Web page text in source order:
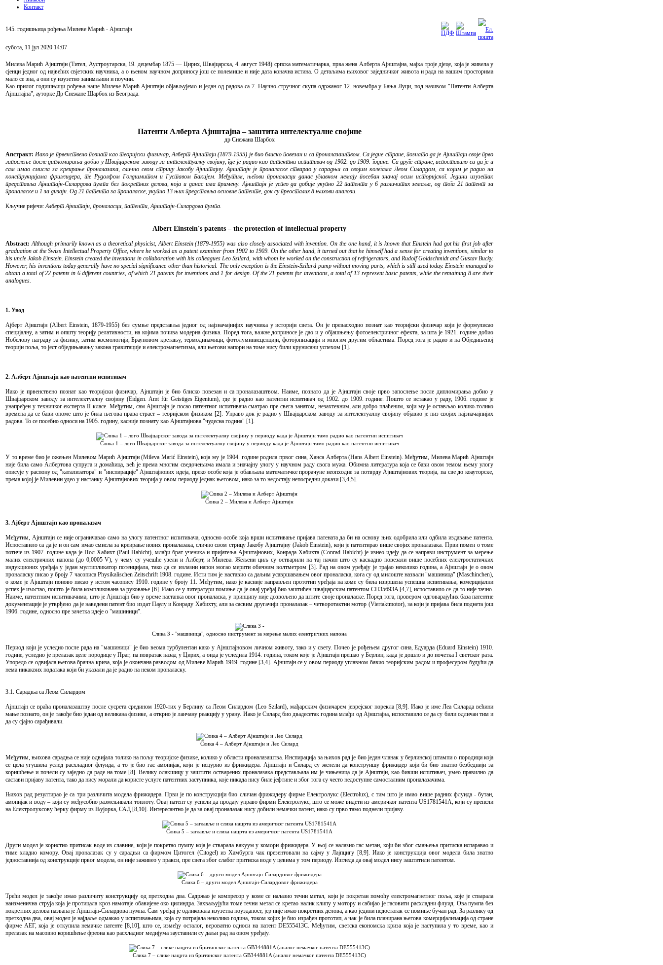
Контакт
145. годишњица рођења Милеве Марић - Ајнштајн
субота, 11 јул 2020 14:07
Милева Марић Ајнштајн (Тител, Аустроугарска, 19. децембар 1875 — Цирих, Швајцарска, 4. август 1948) српска математичарка, прва жена Алберта Ајнштајна, мајка троје дјеце, која је живела у
сјенци једног од највећих свјетских научника, а о њеном научном доприносу још се полемише и није дата коначна истина. О детаљима њиховог заједничког живота и рада на нашим просторима
мало се зна, а они су изузетно занимљиви и поучни.
Као прилог годишњици рођења наше Милеве Марић Ајнштајн објављујемо и један од радова са 7. Научно-стручног скупа одржаног 12. новембра у Бања Луци, под називом "Патенти Алберта
Ајнштајна", ауторке Др Снежане Шарбох из Београда.
Патенти Алберта Ајнштајна – заштита интелектуалне својине
др Снежана Шарбох
Aпстрaкт: Иако је првенствено познат као теоријски физичар, Алберт Ајнштајн (1879-1955) је био блиско повезан и са проналазаштвом. Са једне стране, познато да је Ајнштајн своје прво
запослење после дипломирања добио у Швајцарском заводу за интелектуалну својину, где је радио као патентни испитивач од 1902. до 1909. године. Са друге стране, испоставило са да је и
сам имао смисла за креирање проналазака, слично свом стрицу Јакобу Ајнштајну. Ајнштајн је проналаске стварао у сарадњи са својим колегама Леом Силардом, са којим је радио на
конструкцијама фрижидера, те Рудолфом Голдшмитом и Густавом Бакијем. Међутим, његови проналасци данас углавном немају посебан значај осим историјског. Једини изузетак
представља Ајнштајн-Силардова пумпа без покретних делова, која и данас има примену. Ајнштајн је успео да добије укупно 22 патента у 6 различитих земаља, од тога 21 патент за
проналаске и 1 за дизајн. Од 21 патента за проналаске, укупно 13 њих представља основне патенте, док су преосталих 8 њихови аналози.
Кључнe риjeчи:Алберт Ајнштајн, проналасци, патенти, Ајнштајн-Силардова пумпа.
Albert Einstein's patents – the protection of intellectual property
Abstract: Although primarily known as a theoretical physicist, Albert Einstein (1879-1955) was also closely associated with invention. On the one hand, it is known that Einstein had got his first job after
graduation at the Swiss Intellectual Property Office, where he worked as a patent examiner from 1902 to 1909. On the other hand, it turned out that he himself had a sense for creating inventions, similar to
his uncle Jakob Einstein. Einstein created the inventions in collaboration with his colleagues Leo Szilard, with whom he worked on the construction of refrigerators, and Rudolf Goldschmidt and Gustav Bucky.
However, his inventions today generally have no special significance other than historical. The only exception is the Einstein-Szilard pump without moving parts, which is still used today. Einstein managed to
obtain a total of 22 patents in 6 different countries, of which 21 patents for inventions and 1 for design. Of the 21 patents for inventions, a total of 13 represent basic patents, while the remaining 8 are their
analogues.
1. Увод
Ајберт Ајнштајн (Albert Einstein, 1879-1955) без сумње представља једног од најзначајнијих научника у историји света. Он је превасходно познат као теоријски физичар који је формулисао
специјалну, а затим и општу теорију релативности, на којима почива модерна физика. Поред тога, важне доприносе је дао и у објашњењу фотоелектричног ефекта, за шта је 1921. године добио
Нобелову награду за физику, затим космологији, Брауновом кретању, термодинамици, фотолуминисценцији, фотојонизацији и многим другим областима. Поред тога је радио и на Обједињеној
теорији поља, то јест обједињавању закона гравитације и електромагнетизма, али његови напори на томе нису били крунисани успехом [1].
2. Алберт Ајнштајн као патентни испитивач
Иако је првенствено познат као теоријски физичар, Ајнштајн је био блиско повезан и са проналазаштвом. Наиме, познато да је Ајнштајн своје прво запослење после дипломирања добио у
Швајцарском заводу за интелектуалну својину (Eidgen. Amt für Geistiges Eigentum), где је радио као патентни испитивач од 1902. до 1909. године. Пошто се истакао у раду, 1906. године је
унапређен у техничког експерта II класе. Међутим, сам Ајнштајн је посао патентног испитивача сматрао пре свега занатом, незахтевним, али добро плаћеним, који му је остављао колико-толико
времена да се бави ономе што је била његова права страст – теоријском физиком [2]. Управо док је радио у Швајцарском заводу за интелектуалну својину објавио је низ својих најзначајнијих
радова. То се посебно односи на 1905. годину, касније познату као Ајнштајнова "чудесна година" [1].
Слика 1 – лого Швајцарског завода за интелектуалну својину у периоду када је Ајнштајн тамо радио као патентни испитивач
У то време био је ожењен Милевом Марић Ајнштајн (Mileva Marić Einstein), која му је 1904. године родила првог сина, Ханса Алберта (Hans Albert Einstein). Међутим, Милева Марић Ајнштајн
није била само Албертова супруга и домаћица, већ је према многим сведочењима имала и значајну улогу у научном раду свога мужа. Обимна литература која се бави овом темом њему улогу
описује у распону од "катализатора" и "инспирације" Ајнштајнових идеја, преко особе која је обављала математичке прорачуне неопходне за потврду Ајнштајнових теорија, па све до коауторске,
према којој је Милевин удео у настанку Ајнштајнових теорија у овом периоду једнак његовом, иако за то недостају непосредни докази [3,4,5].
Слика 2 – Милева и Алберт Ајнштајн
3. Ајберт Ајнштајн као проналазач
Међутим, Ајнштајн се није ограничавао само на улогу патентног испитивача, односно особе која врши испитивање пријава патената да би на основу њих одобрила или одбила издавање патента.
Испоставило са да је и он сам имао смисла за креирање нових проналазака, слично свом стрицу Јакобу Ајнштајну (Jakob Einstein), који је патентирао више својих проналазака. Први помен о томе
потиче из 1907. године када је Пол Хабихт (Paul Habicht), млађи брат ученика и пријатеља Ајнштајнових, Конрада Хабихта (Conrad Habicht) је изнео идеју да се направи инструмент за мерење
малих електричних напона (до 0,0005 V), у чему су учешће узели и Алберт, и Милева. Жељени циљ су остварили на тај начин што су каскадно повезали више посебних електростатичких
индукционих уређаја у један мултипликатор потенцијала, тако да се излазни напон могао мерити обичним волтметром [3]. Рад на овом уређају је трајао неколико година, а Ајнштајн је о овом
проналаску писао у броју 7 часописа Physikalischen Zeitschrift 1908. године. Исти тим је наставио са даљим усавршавањем овог проналаска, кога су од милоште назвали "машиница" (Maschinchen),
о коме је Ајнштајн поново писао у истом часопису 1910. године у броју 11. Међутим, иако је касније направљен прототип уређаја на коме су била извршена успешна испитивања, комерцијални
успех је изостао, пошто је била компликована за руковање [6]. Иако се у литератури помиње да је овај уређај био заштићен швајцарским патентом CH35693A [4,7], испоставило се да то није тачно.
Наиме, патентним испитивачима, што је Ајнштајн био у време настанка овог проналаска, у принципу није дозвољено да штите своје проналаске. Поред тога, провером одговарајућих база патентне
документације је утврђено да је наведени патент био издат Паулу и Конраду Хабихту, али за сасвим другачији проналазак – четворотактни мотор (Viertaktmotor), за који је пријава била поднета још
1906. године, односно пре зачетка идеје о "машиници".
Слика 3 - "машиница", односно инструмент за мерење малих електричних напона
Период који је уследио после рада на "машиници" је био веома турбулентан како у Ајнштајновом личном животу, тако и у свету. Почео је рођењем другог сина, Едуарда (Eduard Einstein) 1910.
године, уследио је прелазак целе породице у Праг, па повратак назад у Цирих, а онда је уследила 1914. година, током које је Ајнштајн прешао у Берлин, када је дошло и до почетка I светског рата.
Упоредо се одвијала његова брачна криза, која је окончана разводом од Милеве Марић 1919. године [3,4]. Ајнштајн се у овом периоду углавном бавио теоријским радом и професуром будући да
нема никаквих података који би указали да је радио на неком проналаску.
3.1. Сарадња са Леом Силардом
Ајнштајн се враћа проналазаштву после сусрета средином 1920-тих у Берлину са Леом Силардом (Leo Szilard), мађарским физичарем јеврејског порекла [8,9]. Иако је име Леа Силарда већини
мање познато, он је такође био један од великана физике, а открио је ланчану реакцију у урану. Иако је Силард био двадесетак година млађи од Ајнштајна, испоставило се да су били одличан тим и
да су сјајно сарађивали.
Слика 4 – Алберт Ајнштајн и Лео Силард
Међутим, њихова сарадња се није одвијала толико на пољу теоријске физике, колико у области проналазаштва. Инспирација за њихов рад је био један чланак у берлинској штампи о породици која
се цела угушила услед расхладног флуида, а то је био гас амонијак, који је исцурио из фрижидера. Ајнштајн и Силард су желели да конструишу фрижидер који би био знатно безбеднији за
коришћење и почели су заједно да раде на томе [8]. Велику олакшицу у заштити остварених проналазака представљала им је чињеница да је Ајнштајн, као бивши испитивач, умео правилно да
састави пријаву патента, тако да нису морали да користе услуге патентних заступника, које никада нису биле јефтине и због тога су често недоступне самосталним проналазачима.
Њихов рад резултирао је са три различита модела фрижидера. Први је по конструкцији био сличан фрижидеру фирме Електролукс (Electrolux), с тим што је имао више радних флуида - бутан,
амонијак и воду – који су међусобно размењивали топлоту. Овај патент су успели да продају управо фирми Електролукс, што се може видети из америчког патента US1781541A, који су пренели
на Електролуксову ћерку фирму из Њујорка, САД [8,10]. Интересантно је да за овај проналазак нису добили немачки патент, иако су прво тамо поднели пријаву.
Слика 5 – заглавље и слика нацрта из америчког патента US1781541A
Други модел је користио притисак воде из славине, који је покретао пумпу која је стварала вакуум у комори фрижидера. У њој се налазио гас метан, који би због смањења притиска испаравао и
тиме хладио комору. Овај проналазак су у сарадњи са фирмом Цитогел (Citogel) из Хамбурга чак презентовали на сајму у Лајпцигу [8,9]. Иако је конструкција овог модела била знатно
једноставнија од конструкције првог модела, он није заживео у пракси, пре свега због слабог притиска воде у цевима у том периоду. Изгледа да овај модел нису заштитили патентом.
Слика 6 – други модел Ајнштајн-Силардовог фрижидера
Трећи модел је такође имао различиту конструкцију од претходна два. Садржао је компресор у коме се налазио течни метал, који је покретан помоћу електромагнетног поља, које је стварала
наизменична струја која је протицала кроз намотаје обавијене око цилиндра. Захваљујући томе течни метал се кретао налик клипу у мотору и сабијао је гасовити расхладни флуид. Ова пумпа без
покретних делова названа је Ајнштајн-Силардова пумпа. Сам уређај је одликовала изузетна поузданост, јер није имао покретних делова, а као једини недостатак се помиње бучан рад. За разлику од
претходна два, овај модел је најдаље одмакао у испитивањима, која су потрајала неколико година, током којих је био израђен прототип, а чак је била планирана његова комерцијализација од стране
фирме АЕГ, која је откупила немачке патенте [8,10], што се, између осталог, вероватно односи на патент DE555413C. Међутим, светска економска криза која је наступила у то време, као и
прелазак на масовно коришћење фреона као расхладног медијума зауставили су даљи рад на овом уређају.
Слика 7 – слике нацрта из британског патента GB344881A (аналог немачког патента DE555413C)